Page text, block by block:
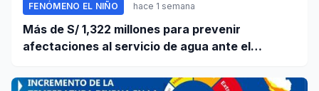
FENÓMENO EL NIÑO hace 1 semana
Más de S/ 1,322 millones para prevenir
afectaciones al servicio de agua ante el